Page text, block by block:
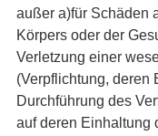
außer a)für Schäden
Körpers oder der
Verletzung einer
(Verpflichtung, deren
Durchführung des
auf deren Einhaltung